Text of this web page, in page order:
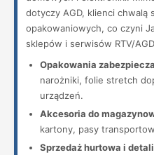
dotyczy AGD, klienci chwalą
opakowaniowych, co czyni
sklepów i serwisów RTV/
Opakowania
narożniki, folie stretch
urządzeń.
Akcesoria do
kartony, pasy
Sprzedaż hurtowa i